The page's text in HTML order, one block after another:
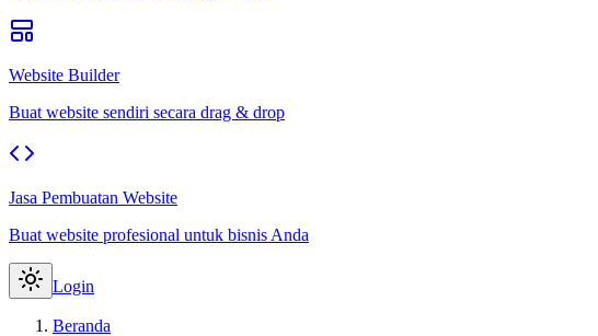
Website Builder
Buat website sendiri secara drag & drop
Jasa Pembuatan Website
Buat website profesional untuk bisnis Anda
Login
Beranda